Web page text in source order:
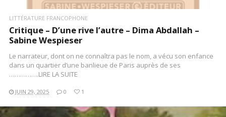
LITTÉRATURE FRANCOPHONE
Critique – D’une rive l’autre – Dima Abdallah –
Sabine Wespieser
Le narrateur, dont on ne connaîtra pas le nom, a vécu son enfance
dans un quartier d’une banlieue de Paris auprès de ses
…………….LIRE LA SUITE
JUIN 29, 2025 0 1